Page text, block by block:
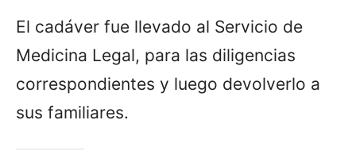
El cadáver fue llevado al Servicio de
Medicina Legal, para las diligencias
correspondientes y luego devolverlo a
sus familiares.